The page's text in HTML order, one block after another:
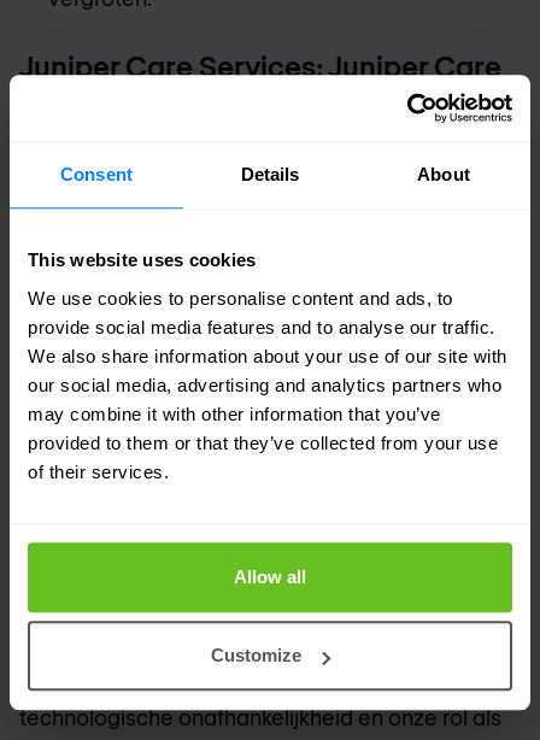
Consent Details About
This website uses cookies
We use cookies to personalise content and ads, to
provide social media features and to analyse our traffic.
We also share information about your use of our site with
our social media, advertising and analytics partners who
may combine it with other information that you’ve
provided to them or that they’ve collected from your use
of their services.
Allow all
Customize
Juniper Care Services: Juniper Care
gepersonaliseerde diensten, evolueert mee met
netwerkbeschikbaarheid.
Juniper Care verbetert de productiviteit van het
personeel en verlaagt de operationele kosten
door 24x7 ondersteuning en automatisering met
prijzen te winnen.
Nomios Nederland
technologische onafhankelijkheid en onze rol als